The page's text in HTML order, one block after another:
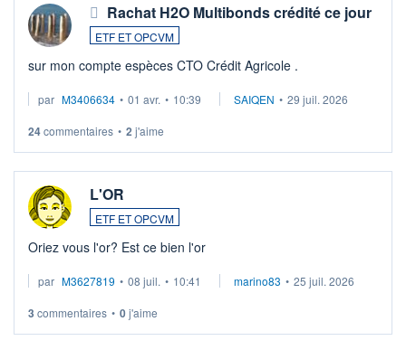
Rachat H2O Multibonds crédité ce jour
ETF ET OPCVM
sur mon compte espèces CTO Crédit Agricole .
par M3406634 • 01 avr. • 10:39 SAIQEN • 29 juil. 2026
24commentaires • 2 j'aime
L'OR
ETF ET OPCVM
Oriez vous l'or? Est ce bien l'or
par M3627819 • 08 juil. • 10:41 marino83 • 25 juil. 2026
3 commentaires • 0j'aime